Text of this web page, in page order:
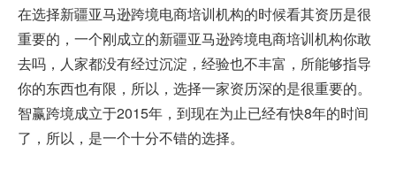
在选择新疆亚马逊跨境电商培训机构的时候看其资历是很
重要的，一个刚成立的新疆亚马逊跨境电商培训机构你敢
去吗，人家都没有经过沉淀，经验也不丰富，所能够指导
你的东西也有限，所以，选择一家资历深的是很重要的。
智赢跨境成立于2015年，到现在为止已经有快8年的时间
了，所以，是一个十分不错的选择。